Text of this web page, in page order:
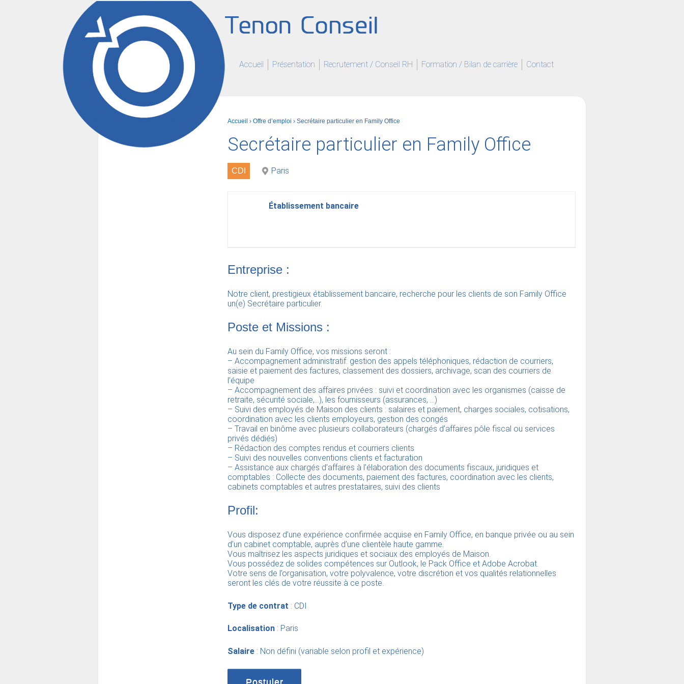
Accueil Présentation Recrutement / Conseil RH Formation / Bilan de carrière Contact
Accueil › Offre d’emploi › Secrétaire particulier en Family Office
Secrétaire particulier en Family Office
CDI Paris
Établissement bancaire
Entreprise :
Notre client, prestigieux établissement bancaire, recherche pour les clients de son Family Office
un(e) Secrétaire particulier.
Poste et Missions :
Au sein du Family Office, vos missions seront :
– Accompagnement administratif: gestion des appels téléphoniques, rédaction de courriers,
saisie et paiement des factures, classement des dossiers, archivage, scan des courriers de
l’équipe
– Accompagnement des affaires privées : suivi et coordination avec les organismes (caisse de
retraite, sécurité sociale,…), les fournisseurs (assurances, …)
– Suivi des employés de Maison des clients : salaires et paiement, charges sociales, cotisations,
coordination avec les clients employeurs, gestion des congés
– Travail en binôme avec plusieurs collaborateurs (chargés d’affaires pôle fiscal ou services
privés dédiés)
– Rédaction des comptes rendus et courriers clients
– Suivi des nouvelles conventions clients et facturation
– Assistance aux chargés d’affaires à l’élaboration des documents fiscaux, juridiques et
comptables : Collecte des documents, paiement des factures, coordination avec les clients,
cabinets comptables et autres prestataires, suivi des clients
Profil:
Vous disposez d’une expérience confirmée acquise en Family Office, en banque privée ou au sein
d’un cabinet comptable, auprès d’une clientèle haute gamme.
Vous maîtrisez les aspects juridiques et sociaux des employés de Maison.
Vous possédez de solides compétences sur Outlook, le Pack Office et Adobe Acrobat.
Votre sens de l’organisation, votre polyvalence, votre discrétion et vos qualités relationnelles
seront les clés de votre réussite à ce poste.
Type de contrat : CDI
Localisation : Paris
Salaire : Non défini (variable selon profil et expérience)